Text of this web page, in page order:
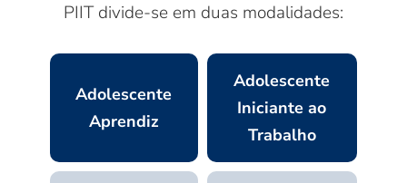
PIIT divide-se em duas modalidades:
Adolescente
Aprendiz
Adolescente
Iniciante ao
Trabalho